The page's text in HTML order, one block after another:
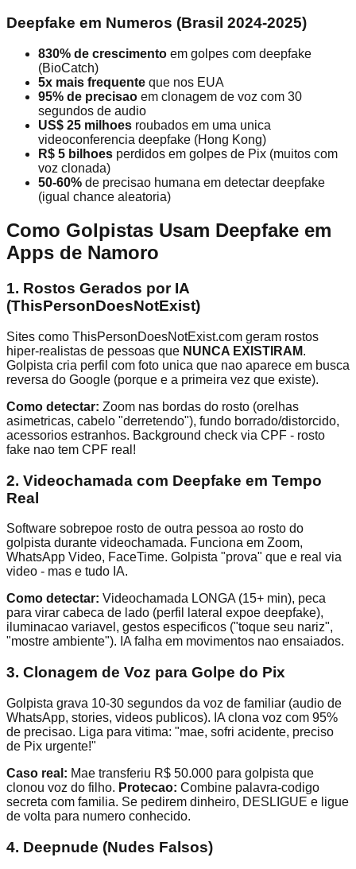
Deepfake em Numeros (Brasil 2024-2025)
830% de crescimento em golpes com deepfake
(BioCatch)
5x mais frequente que nos EUA
95% de precisao em clonagem de voz com 30
segundos de audio
US$ 25 milhoes roubados em uma unica
videoconferencia deepfake (Hong Kong)
R$ 5 bilhoes perdidos em golpes de Pix (muitos com
voz clonada)
50-60% de precisao humana em detectar deepfake
(igual chance aleatoria)
Como Golpistas Usam Deepfake em
Apps de Namoro
1. Rostos Gerados por IA
(ThisPersonDoesNotExist)
Sites como ThisPersonDoesNotExist.com geram rostos
hiper-realistas de pessoas que NUNCA EXISTIRAM.
Golpista cria perfil com foto unica que nao aparece em busca
reversa do Google (porque e a primeira vez que existe).
Como detectar: Zoom nas bordas do rosto (orelhas
asimetricas, cabelo "derretendo"), fundo borrado/distorcido,
acessorios estranhos. Background check via CPF - rosto
fake nao tem CPF real!
2. Videochamada com Deepfake em Tempo
Real
Software sobrepoe rosto de outra pessoa ao rosto do
golpista durante videochamada. Funciona em Zoom,
WhatsApp Video, FaceTime. Golpista "prova" que e real via
video - mas e tudo IA.
Como detectar: Videochamada LONGA (15+ min), peca
para virar cabeca de lado (perfil lateral expoe deepfake),
iluminacao variavel, gestos especificos ("toque seu nariz",
"mostre ambiente"). IA falha em movimentos nao ensaiados.
3. Clonagem de Voz para Golpe do Pix
Golpista grava 10-30 segundos da voz de familiar (audio de
WhatsApp, stories, videos publicos). IA clona voz com 95%
de precisao. Liga para vitima: "mae, sofri acidente, preciso
de Pix urgente!"
Caso real: Mae transferiu R$ 50.000 para golpista que
clonou voz do filho. Protecao: Combine palavra-codigo
secreta com familia. Se pedirem dinheiro, DESLIGUE e ligue
de volta para numero conhecido.
4. Deepnude (Nudes Falsos)